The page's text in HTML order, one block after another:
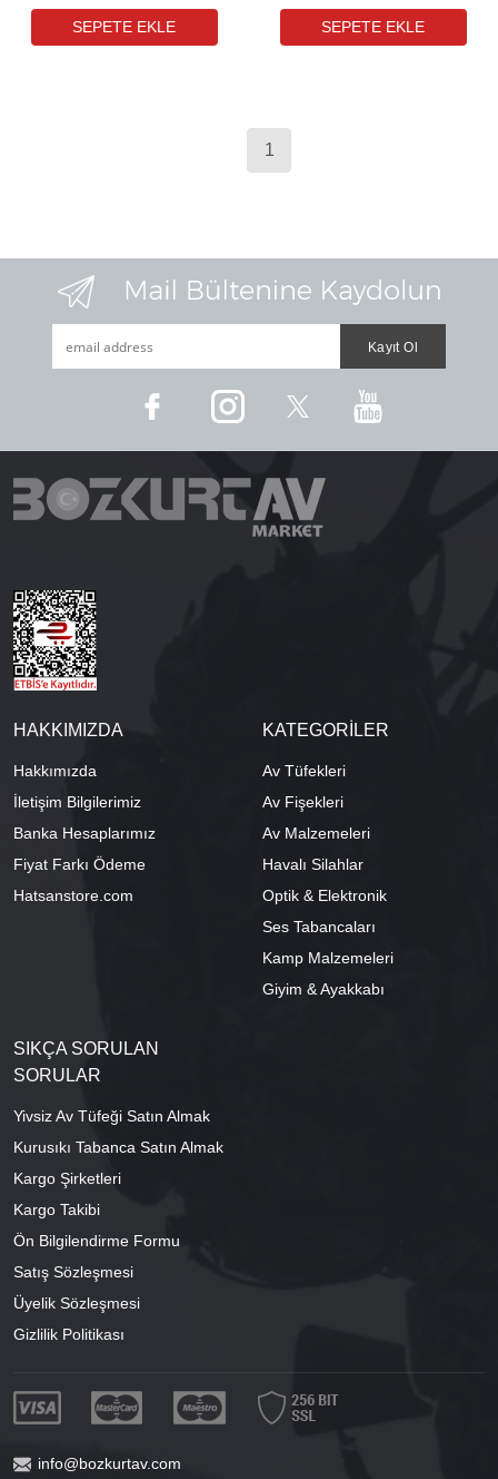
1
HAKKIMIZDA
Hakkımızda
İletişim Bilgilerimiz
Banka Hesaplarımız
Fiyat Farkı Ödeme
Hatsanstore.com
KATEGORİLER
Av Tüfekleri
Av Fişekleri
Av Malzemeleri
Havalı Silahlar
Optik & Elektronik
Ses Tabancaları
Kamp Malzemeleri
Giyim & Ayakkabı
SIKÇA SORULAN
SORULAR
Yivsiz Av Tüfeği Satın Almak
Kurusıkı Tabanca Satın Almak
Kargo Şirketleri
Kargo Takibi
Ön Bilgilendirme Formu
Satış Sözleşmesi
Üyelik Sözleşmesi
Gizlilik Politikası
info@bozkurtav.com